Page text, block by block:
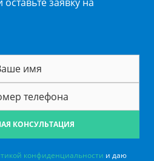
КОНСУЛЬТАЦИЯ
конфиденциальности и даю